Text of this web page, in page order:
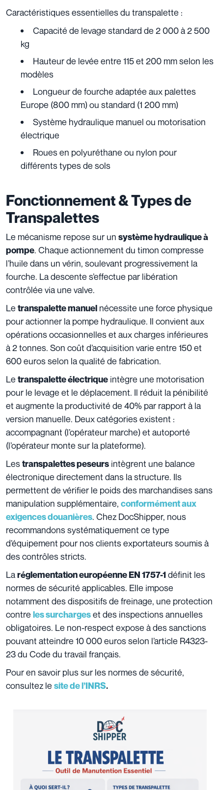
Caractéristiques essentielles du transpalette :
Capacité de levage standard de 2 000 à 2 500
kg
Hauteur de levée entre 115 et 200 mm selon les
modèles
Longueur de fourche adaptée aux palettes
Europe (800 mm) ou standard (1 200 mm)
Système hydraulique manuel ou motorisation
électrique
Roues en polyuréthane ou nylon pour
différents types de sols
Fonctionnement & Types de
Transpalettes
Le mécanisme repose sur un système hydraulique à
pompe. Chaque actionnement du timon compresse
l’huile dans un vérin, soulevant progressivement la
fourche. La descente s’effectue par libération
contrôlée via une valve.
Le transpalette manuel nécessite une force physique
pour actionner la pompe hydraulique. Il convient aux
opérations occasionnelles et aux charges inférieures
à 2 tonnes. Son coût d’acquisition varie entre 150 et
600 euros selon la qualité de fabrication.
Le transpalette électrique intègre une motorisation
pour le levage et le déplacement. Il réduit la pénibilité
et augmente la productivité de 40% par rapport à la
version manuelle. Deux catégories existent :
accompagnant (l’opérateur marche) et autoporté
(l’opérateur monte sur la plateforme).
Lestranspalettes peseurs intègrent une balance
électronique directement dans la structure. Ils
permettent de vérifier le poids des marchandises sans
manipulation supplémentaire, conformément aux
exigences douanières. Chez DocShipper, nous
recommandons systématiquement ce type
d’équipement pour nos clients exportateurs soumis à
des contrôles stricts.
Laréglementation européenne EN 1757-1définit les
normes de sécurité applicables. Elle impose
notamment des dispositifs de freinage, une protection
contre les surchargeset des inspections annuelles
obligatoires. Le non-respect expose à des sanctions
pouvant atteindre 10 000 euros selon l’article R4323-
23 du Code du travail français.
Pour en savoir plus sur les normes de sécurité,
consultez le site de l’INRS.